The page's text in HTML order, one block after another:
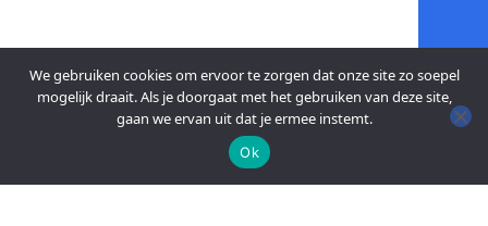
We gebruiken cookies om ervoor te zorgen dat onze site zo soepel
mogelijk draait. Als je doorgaat met het gebruiken van deze site,
gaan we ervan uit dat je ermee instemt.
Ok